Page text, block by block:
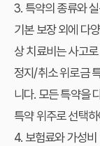
3. 특약의 종류와
기본 보장 외에 다
상 치료비는 사고
정지/취소 위로금
니다. 모든 특약을
특약 위주로 선택
4. 보험료와 가성비